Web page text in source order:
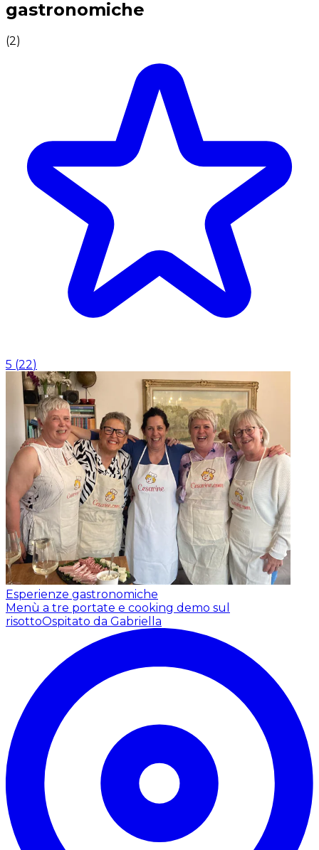
gastronomiche
(2)
5 (22)
Esperienze gastronomiche
Menù a tre portate e cooking demo sul
risottoOspitato da Gabriella